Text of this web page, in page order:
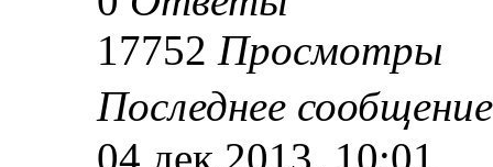
17752 Просмотры
Последнее
04 дек 2013, 10:01